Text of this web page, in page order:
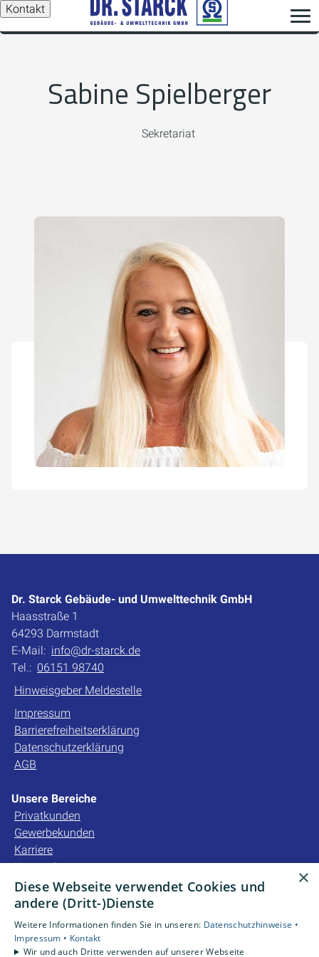
Kontakt
Sabine Spielberger
Sekretariat
Dr. Starck Gebäude- und Umwelttechnik GmbH
Haasstraße 1
64293 Darmstadt
E-Mail: info@dr-starck.de
Tel.: 06151 98740
Hinweisgeber Meldestelle
Impressum
Barrierefreiheitserklärung
Datenschutzerklärung
AGB
Unsere Bereiche
Privatkunden
Gewerbekunden
Karriere
Unternehmen
Kontakt
Unsere Bewertungen
×
Diese Webseite verwendet Cookies und
andere (Dritt-)Dienste
Weitere Informationen finden Sie in unseren: Datenschutzhinweise •
Impressum • Kontakt
Wir und auch Dritte verwenden auf unserer Webseite